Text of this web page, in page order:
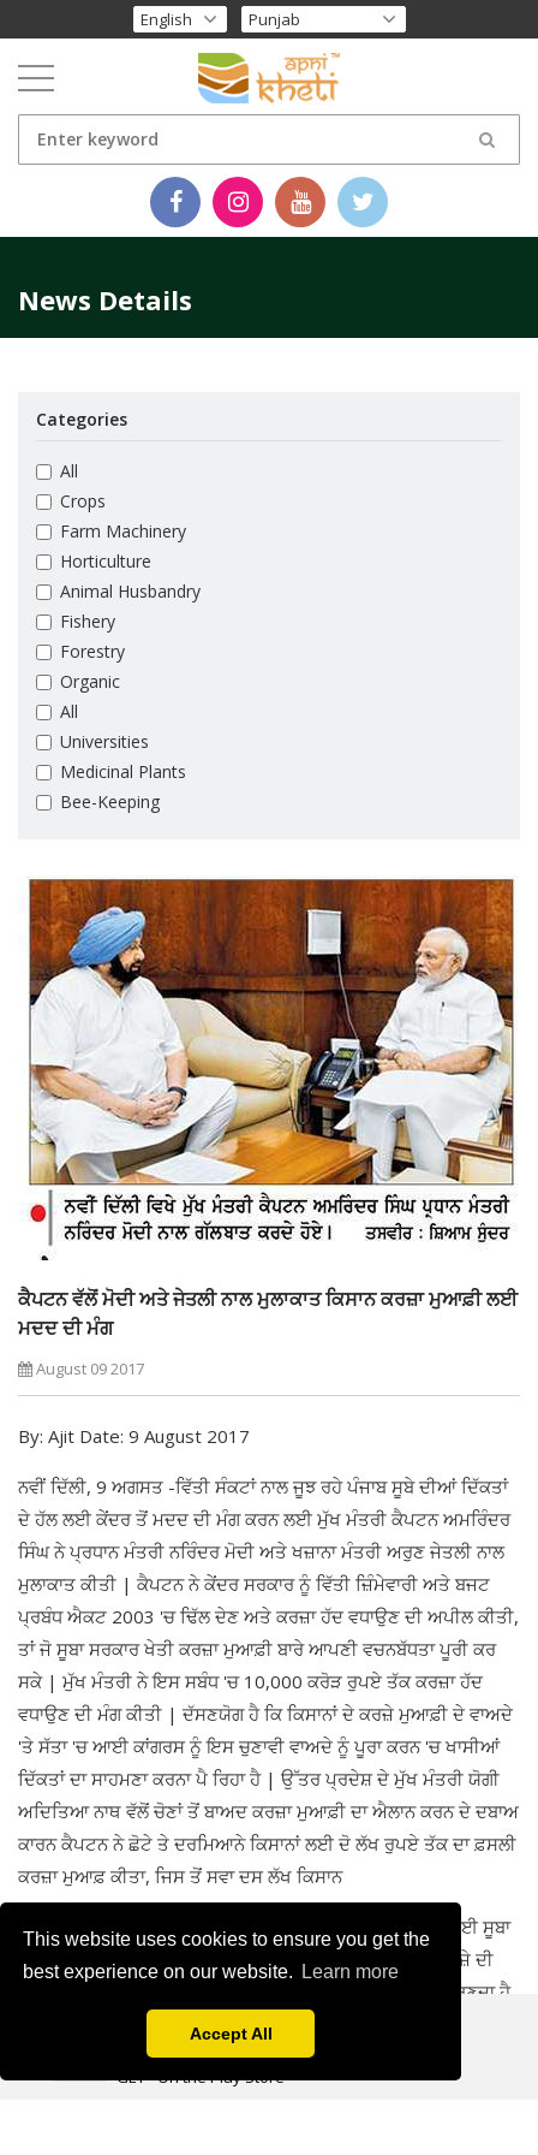
This website uses cookies to ensure you get the
best experience on our website.
Learn more
Accept All
News Details
Categories
All
Crops
Farm Machinery
Horticulture
Animal Husbandry
Fishery
Forestry
Organic
All
Universities
Medicinal Plants
Bee-Keeping
ਕੈਪਟਨ ਵੱਲੋਂ ਮੋਦੀ ਅਤੇ ਜੇਤਲੀ ਨਾਲ ਮੁਲਾਕਾਤ ਕਿਸਾਨ ਕਰਜ਼ਾ ਮੁਆਫ਼ੀ ਲਈ
ਮਦਦ ਦੀ ਮੰਗ
August 09 2017
By: Ajit Date: 9 August 2017
ਨਵੀਂ ਦਿੱਲੀ, 9 ਅਗਸਤ -ਵਿੱਤੀ ਸੰਕਟਾਂ ਨਾਲ ਜੂਝ ਰਹੇ ਪੰਜਾਬ ਸੂਬੇ ਦੀਆਂ ਦਿੱਕਤਾਂ
ਦੇ ਹੱਲ ਲਈ ਕੇਂਦਰ ਤੋਂ ਮਦਦ ਦੀ ਮੰਗ ਕਰਨ ਲਈ ਮੁੱਖ ਮੰਤਰੀ ਕੈਪਟਨ ਅਮਰਿੰਦਰ
ਸਿੰਘ ਨੇ ਪ੍ਰਧਾਨ ਮੰਤਰੀ ਨਰਿੰਦਰ ਮੋਦੀ ਅਤੇ ਖਜ਼ਾਨਾ ਮੰਤਰੀ ਅਰੁਣ ਜੇਤਲੀ ਨਾਲ
ਮੁਲਾਕਾਤ ਕੀਤੀ | ਕੈਪਟਨ ਨੇ ਕੇਂਦਰ ਸਰਕਾਰ ਨੂੰ ਵਿੱਤੀ ਜ਼ਿੰਮੇਵਾਰੀ ਅਤੇ ਬਜਟ
ਪ੍ਰਬੰਧ ਐਕਟ 2003 'ਚ ਢਿੱਲ ਦੇਣ ਅਤੇ ਕਰਜ਼ਾ ਹੱਦ ਵਧਾਉਣ ਦੀ ਅਪੀਲ ਕੀਤੀ,
ਤਾਂ ਜੋ ਸੂਬਾ ਸਰਕਾਰ ਖੇਤੀ ਕਰਜ਼ਾ ਮੁਆਫ਼ੀ ਬਾਰੇ ਆਪਣੀ ਵਚਨਬੱਧਤਾ ਪੂਰੀ ਕਰ
ਸਕੇ | ਮੁੱਖ ਮੰਤਰੀ ਨੇ ਇਸ ਸਬੰਧ 'ਚ 10,000 ਕਰੋੜ ਰੁਪਏ ਤੱਕ ਕਰਜ਼ਾ ਹੱਦ
ਵਧਾਉਣ ਦੀ ਮੰਗ ਕੀਤੀ | ਦੱਸਣਯੋਗ ਹੈ ਕਿ ਕਿਸਾਨਾਂ ਦੇ ਕਰਜ਼ੇ ਮੁਆਫ਼ੀ ਦੇ ਵਾਅਦੇ
'ਤੇ ਸੱਤਾ 'ਚ ਆਈ ਕਾਂਗਰਸ ਨੂੰ ਇਸ ਚੁਣਾਵੀ ਵਾਅਦੇ ਨੂੰ ਪੂਰਾ ਕਰਨ 'ਚ ਖਾਸੀਆਂ
ਦਿੱਕਤਾਂ ਦਾ ਸਾਹਮਣਾ ਕਰਨਾ ਪੈ ਰਿਹਾ ਹੈ | ਉੱਤਰ ਪ੍ਰਦੇਸ਼ ਦੇ ਮੁੱਖ ਮੰਤਰੀ ਯੋਗੀ
ਅਦਿਤਿਆ ਨਾਥ ਵੱਲੋਂ ਚੋਣਾਂ ਤੋਂ ਬਾਅਦ ਕਰਜ਼ਾ ਮੁਆਫ਼ੀ ਦਾ ਐਲਾਨ ਕਰਨ ਦੇ ਦਬਾਅ
ਕਾਰਨ ਕੈਪਟਨ ਨੇ ਛੋਟੇ ਤੇ ਦਰਮਿਆਨੇ ਕਿਸਾਨਾਂ ਲਈ ਦੋ ਲੱਖ ਰੁਪਏ ਤੱਕ ਦਾ ਫ਼ਸਲੀ
ਕਰਜ਼ਾ ਮੁਆਫ਼ ਕੀਤਾ, ਜਿਸ ਤੋਂ ਸਵਾ ਦਸ ਲੱਖ ਕਿਸਾਨ
ਪਰਿਵਾਰਾਂ ਨੂੰ ਫਾਇਦਾ ਹੋਵੇਗਾ | ਐਲਾਨ ਨੂੰ ਹਕੀਕੀ ਰੂਪ 'ਚ ਲਾਗੂ ਕਰਨ ਲਈ ਸੂਬਾ
ਸਰਕਾਰ ਨੂੰ 9500 ਕਰੋੜ ਰੁਪਏ ਦੀ ਲੋੜ ਹੈ, ਜਦਕਿ ਮੌਜੂਦਾ ਸਾਲਾਨਾ ਕਰਜ਼ੇ ਦੀ
ਹੱਦ ਕੁੱਲ ਸੂਬਾਈ ਘਰੇਲੂ ਉਤਪਾਦ ਦੀ 3 ਫੀਸਦੀ ਹੈ, ਜੋ 12,819 ਕਰੋੜ ਬਣਦਾ ਹੈ
| ਸੂਬੇ ਦੇ ਮਾਲੀਏ ਅਤੇ ਖਰਚੇ 'ਚ ਤਕਰੀਬਨ 10,273 ਕਰੋੜ ਦਾ ਪਾੜਾ ਰਹਿ ਜਾਂਦਾ
ਹੈ | ਕੇਂਦਰ ਸਰਕਾਰ ਵੱਲੋਂ ਇਹ ਵਾਰ-ਵਾਰ ਦੁਹਰਾਇਆ ਗਿਆ ਹੈ ਕਿ ਸੂਬਿਆਂ ਨੂੰ
ਕਰਜ਼ਾ ਮੁਆਫ਼ੀ ਦਾ ਐਲਾਨ ਆਪਣੇ ਵਸੀਲਿਆਂ ਤੋਂ ਹੀ ਪੂਰਾ ਕਰਨਾ ਹੋਵੇਗਾ | 'ਖਾਲੀ
Apni Kheti
Agriculture Information & Social App
GET - On the Play Store